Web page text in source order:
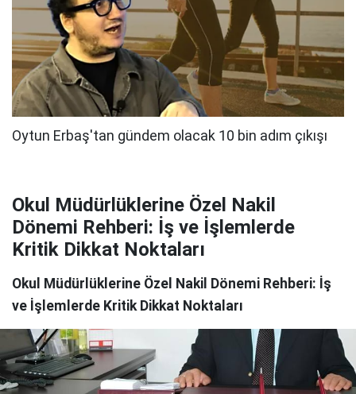
Okul Müdürlüklerine Özel Nakil
Dönemi Rehberi: İş ve İşlemlerde
Kritik Dikkat Noktaları
Okul Müdürlüklerine Özel Nakil Dönemi Rehberi: İş
ve İşlemlerde Kritik Dikkat Noktaları